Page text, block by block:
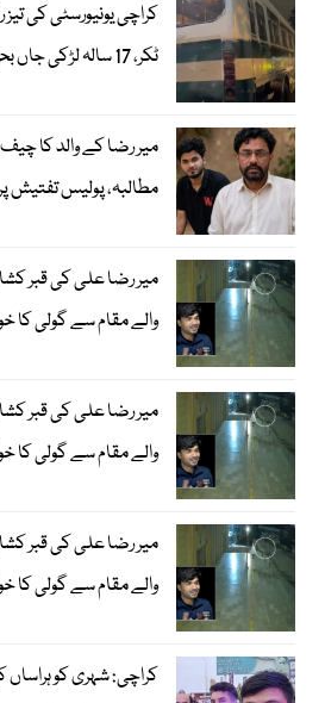
کراچی یونیورسٹی کی
ٹکر، 17 سالہ لڑکی جاں بحق
میر رضا کے والد کا
مطالبہ، پولیس تفتیش
والے مقام سے گولی کا
والے مقام سے گولی کا
والے مقام سے گولی کا